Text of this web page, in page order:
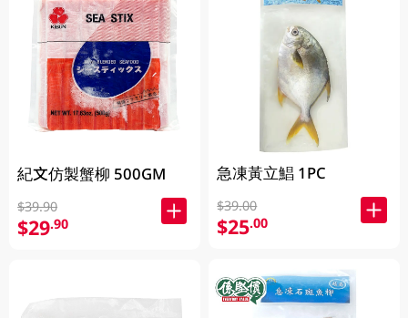
紀文仿製蟹柳 500GM
$39.90
$29.90
急凍黃立鯧 1PC
$39.00
$25.00